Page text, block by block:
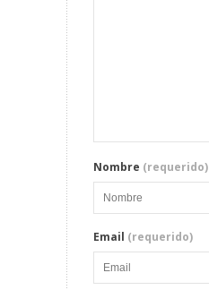
Nombre (requerido)
Email (requerido)